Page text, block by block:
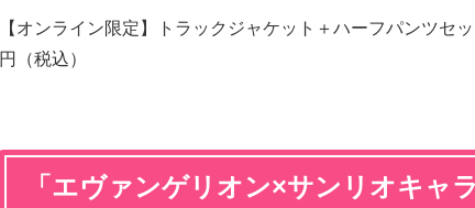
【オンライン限定】トラックジャケット＋ハーフパンツセ
円（税込）
「エヴァンゲリオン×サンリオキャ